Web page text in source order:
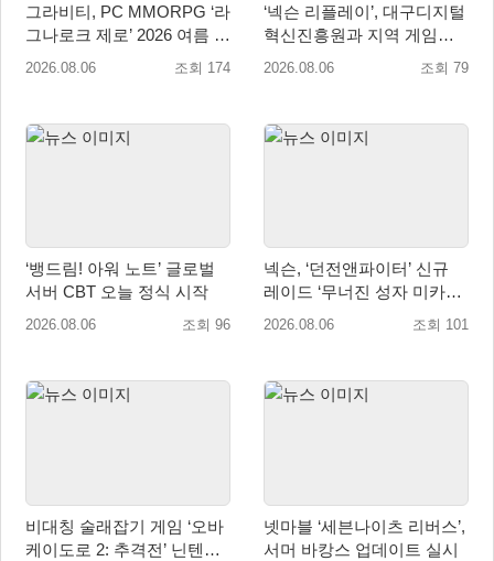
그라비티, PC MMORPG ‘라
그나로크 제로’ 2026 여름 프
로모션 진행!
2026.08.06 조회 174
‘넥슨 리플레이’, 대구디지털
혁신진흥원과 지역 게임산
업 육성 위한 업무협약 체결
2026.08.06 조회 79
‘뱅드림! 아워 노트’ 글로벌
서버 CBT 오늘 정식 시작
2026.08.06 조회 96
넥슨, ‘던전앤파이터’ 신규
레이드 ‘무너진 성자 미카엘
라’ 업데이트!
2026.08.06 조회 101
비대칭 술래잡기 게임 ‘오바
케이도로 2: 추격전’ 닌텐도
넷마블 ‘세븐나이츠 리버스’,
서머 바캉스 업데이트 실시